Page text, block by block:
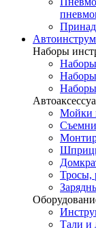
Наборы
Мойки
Тросы,
Тали и